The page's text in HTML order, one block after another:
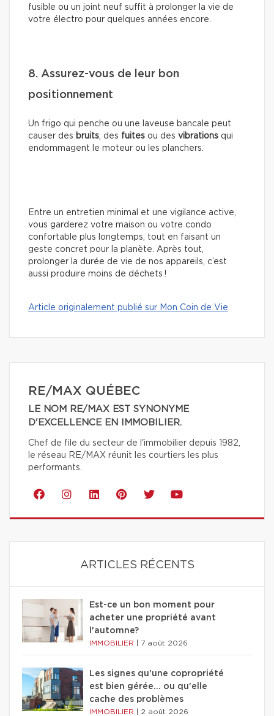
fusible ou un joint neuf suffit à prolonger la vie de
votre électro pour quelques années encore.
8. Assurez-vous de leur bon
positionnement
Un frigo qui penche ou une laveuse bancale peut
causer des bruits , des fuites ou des vibrations qui
endommagent le moteur ou les planchers.
Entre un entretien minimal et une vigilance active,
vous garderez votre maison ou votre condo
confortable plus longtemps, tout en faisant un
geste concret pour la planète. Après tout,
prolonger la durée de vie de nos appareils, c’est
aussi produire moins de déchets !
Article originalement publié sur Mon Coin de Vie
RE/MAX QUÉBEC
LE NOM RE/MAX EST SYNONYME
D'EXCELLENCE EN IMMOBILIER.
Chef de file du secteur de l'immobilier depuis 1982,
le réseau RE/MAX réunit les courtiers les plus
performants.
ARTICLES RÉCENTS
Est-ce un bon moment pour
acheter une propriété avant
l'automne?
IMMOBILIER 7 août 2026
Les signes qu'une copropriété
est bien gérée… ou qu'elle
cache des problèmes
IMMOBILIER 2 août 2026